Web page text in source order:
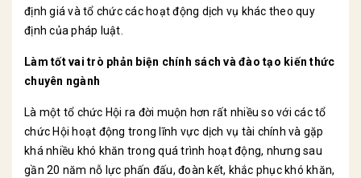
định giá và tổ chức các hoạt động dịch vụ khác theo quy
định của pháp luật.
Làm tốt vai trò phản biện chính sách và đào tạo kiến thức
chuyên ngành
Là một tổ chức Hội ra đời muộn hơn rất nhiều so với các tổ
chức Hội hoạt động trong lĩnh vực dịch vụ tài chính và gặp
khá nhiều khó khăn trong quá trình hoạt động, nhưng sau
gần 20 năm nỗ lực phấn đấu, đoàn kết, khắc phục khó khăn,